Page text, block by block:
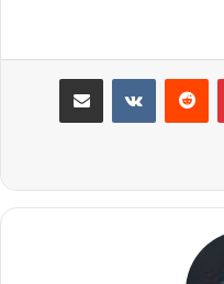
پینترست‫رددیت ‫VKontakteاشتراک گذاری از طریق ایمیل